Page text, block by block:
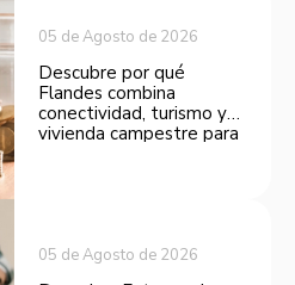
05 de Agosto de 2026
Descubre por qué
Flandes combina
conectividad, turismo y
vivienda campestre para
05 de Agosto de 2026